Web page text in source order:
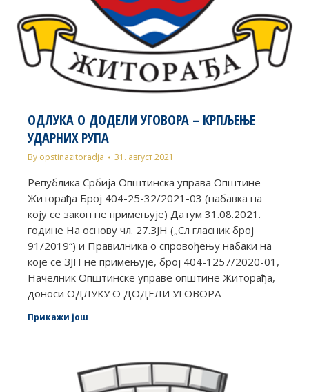
ОДЛУКА О ДОДЕЛИ УГОВОРА – КРПЉЕЊЕ
УДАРНИХ РУПА
By opstinazitoradja 31. август 2021
Република Србија Општинска управа Општине
Житорађа Број 404-25-32/2021-03 (набавка на
коју се закон не примењује) Датум 31.08.2021.
године На основу чл. 27.ЗЈН („Сл гласник број
91/2019“) и Правилника о спровођењу набаки на
које се ЗЈН не примењује, број 404-1257/2020-01,
Начелник Општинске управе општине Житорађа,
доноси ОДЛУКУ О ДОДЕЛИ УГОВОРА
Прикажи још